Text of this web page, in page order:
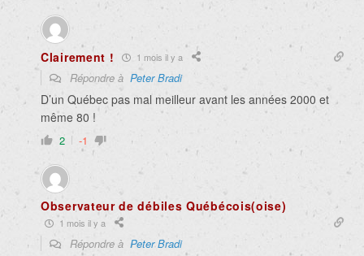
Clairement ! 1 mois il y a
Répondre à Peter Bradi
D’un Québec pas mal meilleur avant les années 2000 et
même 80 !
2 -1
Observateur de débiles Québécois(oise)
1 mois il y a
Répondre à Peter Bradi